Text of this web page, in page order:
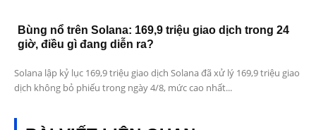
Bùng nổ trên Solana: 169,9 triệu giao dịch trong 24
giờ, điều gì đang diễn ra?
Solana lập kỷ lục 169,9 triệu giao dịch Solana đã xử lý 169,9 triệu giao
dịch không bỏ phiếu trong ngày 4/8, mức cao nhất...